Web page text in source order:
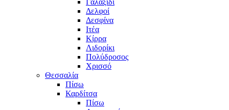
Δελφοί
Δεσφίνα
Ιτέα
Κίρρα
Λιδορίκι
Πολύδροσος
Χρισσό
Θεσσαλία
Πίσω
Καρδίτσα
Πίσω